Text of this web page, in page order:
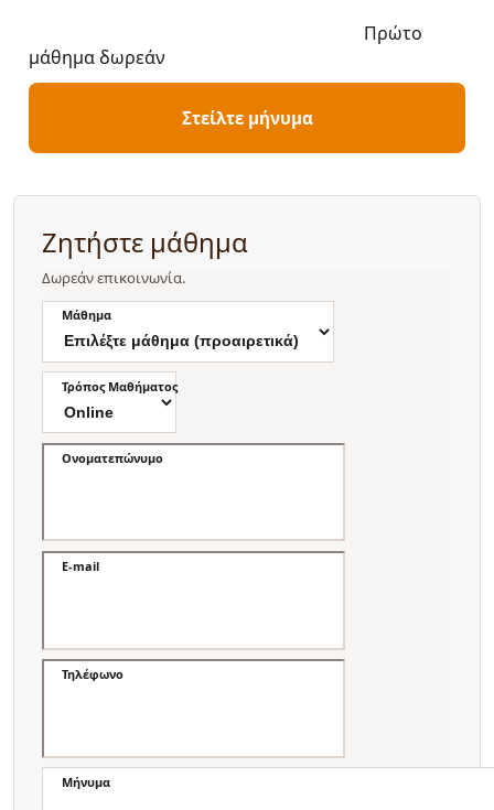
Πρώτο
μάθημα δωρεάν
Στείλτε μήνυμα
Ζητήστε μάθημα
Δωρεάν επικοινωνία.
Μάθημα
Τρόπος Μαθήματος
Ονοματεπώνυμο
E-mail
Τηλέφωνο
Μήνυμα